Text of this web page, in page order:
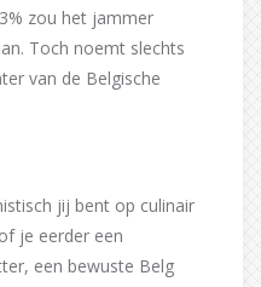
zou het jammer
Toch noemt slechts
van de Belgische
jij bent op culinair
je eerder een
een bewuste Belg